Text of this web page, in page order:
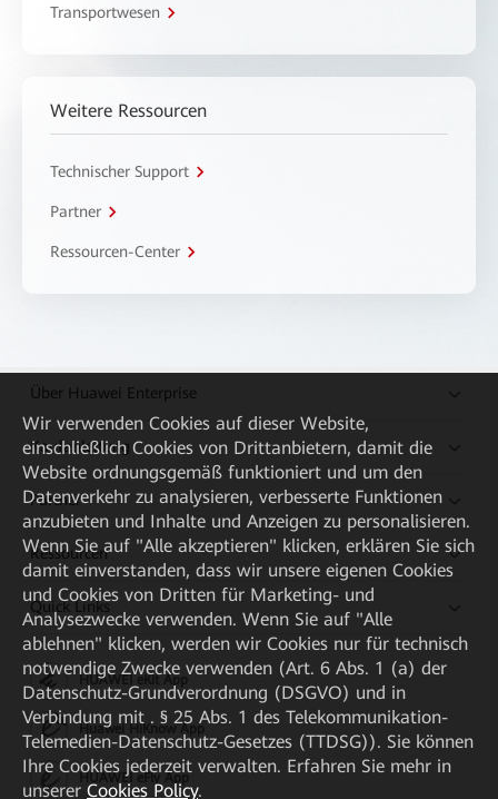
Transportwesen
Weitere Ressourcen
Technischer Support
Partner
Ressourcen-Center
Über Huawei Enterprise
Kaufanleitung
Partner
Ressourcen
Quick Links
HUAWEI eKit App
Huawei HiKnow App
HUAWEI eFly App
Wir verwenden Cookies auf dieser Website,
einschließlich Cookies von Drittanbietern, damit die
Website ordnungsgemäß funktioniert und um den
Datenverkehr zu analysieren, verbesserte Funktionen
anzubieten und Inhalte und Anzeigen zu personalisieren.
Wenn Sie auf "Alle akzeptieren" klicken, erklären Sie sich
damit einverstanden, dass wir unsere eigenen Cookies
und Cookies von Dritten für Marketing- und
Analysezwecke verwenden. Wenn Sie auf "Alle
ablehnen" klicken, werden wir Cookies nur für technisch
notwendige Zwecke verwenden (Art. 6 Abs. 1 (a) der
Datenschutz-Grundverordnung (DSGVO) und in
Verbindung mit . § 25 Abs. 1 des Telekommunikation-
Telemedien-Datenschutz-Gesetzes (TTDSG)). Sie können
Ihre Cookies jederzeit verwalten. Erfahren Sie mehr in
unserer Cookies Policy.